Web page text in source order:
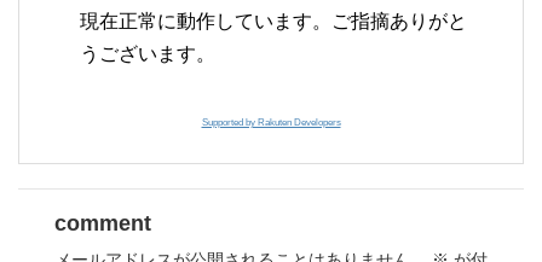
現在正常に動作しています。ご指摘ありがと
うございます。
Supported by Rakuten Developers
comment